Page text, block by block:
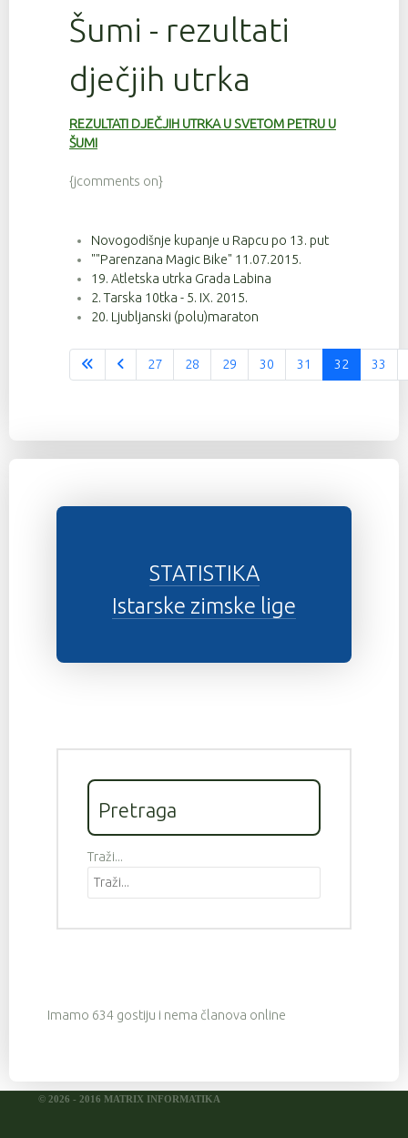
Šumi - rezultati
dječjih utrka
REZULTATI DJEČJIH UTRKA U SVETOM PETRU U
ŠUMI
{jcomments on}
Novogodišnje kupanje u Rapcu po 13. put
""Parenzana Magic Bike" 11.07.2015.
19. Atletska utrka Grada Labina
2. Tarska 10tka - 5. IX. 2015.
20. Ljubljanski (polu)maraton
Stranica 32 od 37
27 28 29 30 31 32 33
STATISTIKA
Istarske zimske lige
Pretraga
Traži...
Imamo 634 gostiju i nema članova online
© 2026 - 2016 MATRIX INFORMATIKA